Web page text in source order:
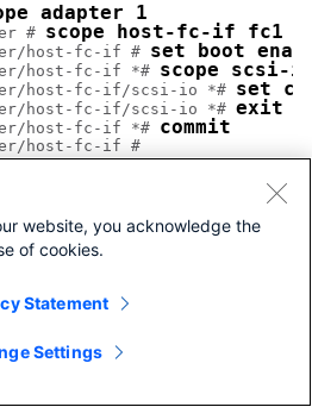
adapter 1
# scope host-fc-if fc1
host-fc-if # set boot
host-fc-if *# scope scsi-
host-fc-if/scsi-io *# set
host-fc-if/scsi-io *# exit
host-fc-if *# commit
適用します。
追加 vHBA を作成できます。
website, you acknowledge the
of cookies.
Statement
Settings